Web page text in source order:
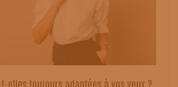
elles toujours adaptées à vos yeux ?